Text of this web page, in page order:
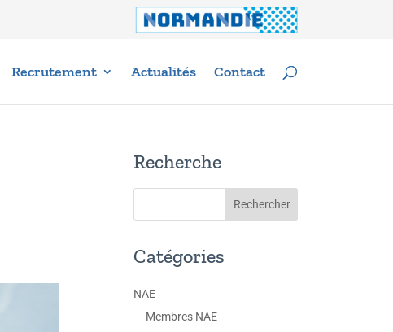
Recrutement Actualités Contact
Recherche
Catégories
NAE
Membres NAE